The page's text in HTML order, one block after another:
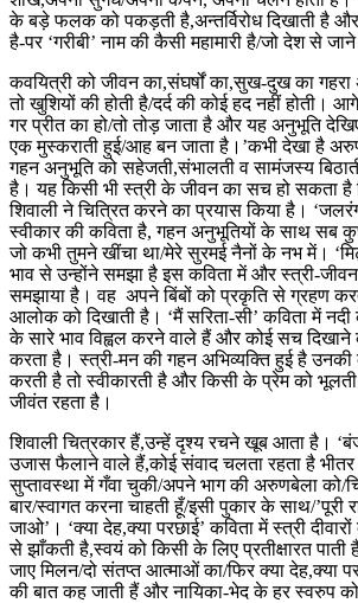
के बड़े फलक को पकड़ती है,अन्तर्विरोध दिखाती है
है-पर ‘गरीबी’ नाम की कैसी महामारी है/जो देश से
कवयित्री को जीवन का,संघर्षों का,सुख-दुख का
तो खुशियों की होती है/दर्द की कोई हद नहीं होती।
गर प्रीत का हो/तो तोड़ जाता है और यह अनुभूति
एक मुस्कराती हुई/आह बन जाता है।’कभी देखा है
गहन अनुभूति को सहेजती,संभालती व सामंजस्य
है। यह किसी भी स्त्री के जीवन का सच हो सकता है
शिवाली ने चित्रित करने का प्रयास किया है।
स्वीकार की कविता है, गहन अनुभूतियों के साथ सब
जो कभी तुमने खींचा था/मेरे सुरमई नैनों के नभ में।
भाव से उन्होंने समझा है इस कविता में और स्त्री-
समझाया है। वह अपने बिंबों को प्रकृति से ग्रहण
आलोक को दिखाती है। ‘मैं सरिता-सी’ कविता में
के सारे भाव विह्वल करने वाले हैं और कोई सच दिखाने
करता है। स्त्री-मन की गहन अभिव्यक्ति हुई है
करती है तो स्वीकारती है और किसी के प्रेम को भूलती
जीवंत रहता है।
शिवाली चित्रकार हैं,उन्हें दृश्य रचने खूब आता है।
उजास फैलाने वाले हैं,कोई संवाद चलता रहता है भीतर
सुप्तावस्था में गँवा चुकी/अपने भाग की अरुणबेला को/
बार/स्वागत करना चाहती हूँ/इसी पुकार के साथ/’पूरी
जाओ’। ‘क्या देह,क्या परछाई’ कविता में स्त्री
से झाँकती है,स्वयं को किसी के लिए प्रतीक्षारत
जाए मिलन/दो संतप्त आत्माओं का/फिर क्या देह,क्या
की बात कह जाती हैं और नायिका-भेद के हर स्वरुप